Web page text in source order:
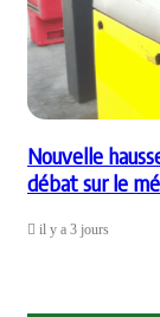
Nouvelle
débat sur le
il y a 3 jours